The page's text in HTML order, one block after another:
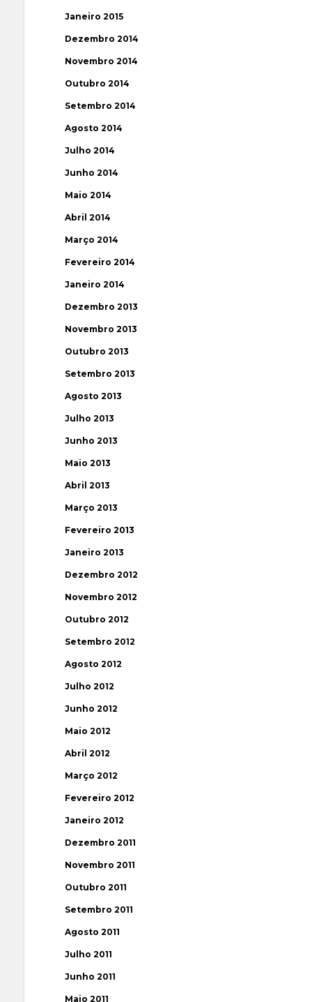
Janeiro 2015
Dezembro 2014
Novembro 2014
Outubro 2014
Setembro 2014
Agosto 2014
Julho 2014
Junho 2014
Maio 2014
Abril 2014
Março 2014
Fevereiro 2014
Janeiro 2014
Dezembro 2013
Novembro 2013
Outubro 2013
Setembro 2013
Agosto 2013
Julho 2013
Junho 2013
Maio 2013
Abril 2013
Março 2013
Fevereiro 2013
Janeiro 2013
Dezembro 2012
Novembro 2012
Outubro 2012
Setembro 2012
Agosto 2012
Julho 2012
Junho 2012
Maio 2012
Abril 2012
Março 2012
Fevereiro 2012
Janeiro 2012
Dezembro 2011
Novembro 2011
Outubro 2011
Setembro 2011
Agosto 2011
Julho 2011
Junho 2011
Maio 2011